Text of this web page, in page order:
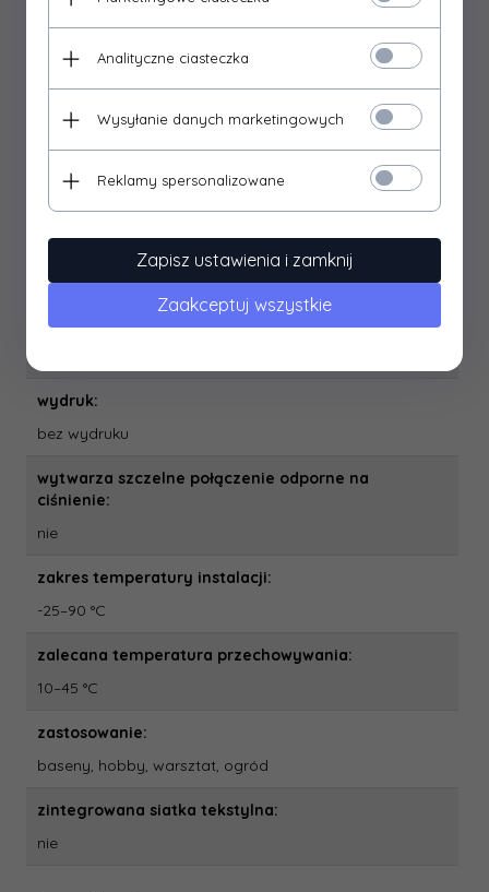
rodzaj kleju:
klej syntetyczny
rozciągliwość minimalnie:
brak
spełnia wymagania dyrektywy ROHS:
tak
szerokość taśmy:
100 mm
typ taśmy:
wydruk:
bez wydruku
wytwarza szczelne połączenie odporne na
ciśnienie:
nie
zakres temperatury instalacji:
-25–90 °C
zalecana temperatura przechowywania:
10–45 °C
zastosowanie:
baseny, hobby, warsztat, ogród
zintegrowana siatka tekstylna:
nie
Analityczne ciasteczka
Wysyłanie danych marketingowych
Reklamy spersonalizowane
Zapisz ustawienia i zamknij
Zaakceptuj wszystkie